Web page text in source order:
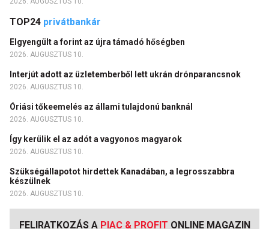
TOP24 privátbankár
Elgyengült a forint az újra támadó hőségben
2026. AUGUSZTUS 10.
Interjút adott az üzletemberből lett ukrán drónparancsnok
2026. AUGUSZTUS 10.
Óriási tőkeemelés az állami tulajdonú banknál
2026. AUGUSZTUS 10.
Így kerülik el az adót a vagyonos magyarok
2026. AUGUSZTUS 10.
Szükségállapotot hirdettek Kanadában, a legrosszabbra
készülnek
2026. AUGUSZTUS 10.
FELIRATKOZÁS A PIAC & PROFIT ONLINE MAGAZIN